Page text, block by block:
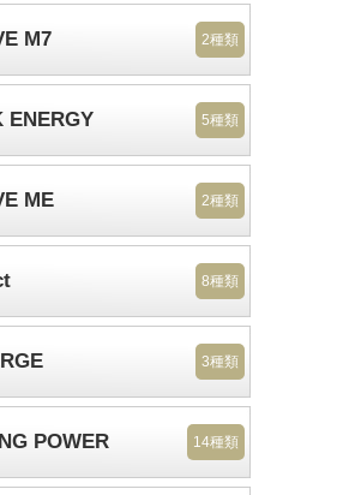
M7 2種類
ENERGY 5種類
ME 2種類
8種類
3種類
POWER 14種類